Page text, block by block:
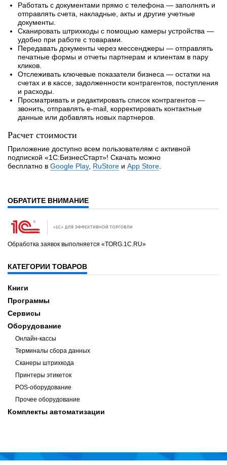
Работать с документами прямо с телефона — заполнять и
отправлять счета, накладные, акты и другие учетные
документы.
Сканировать штрихкоды с помощью камеры устройства —
удобно при работе с товарами.
Передавать документы через мессенджеры — отправлять
печатные формы и отчеты партнерам и клиентам в пару
кликов.
Отслеживать ключевые показатели бизнеса — остатки на
счетах и в кассе, задолженности контрагентов, поступления
и расходы.
Просматривать и редактировать список контрагентов —
звонить, отправлять e-mail, корректировать контактные
данные или добавлять новых партнеров.
Расчет стоимости
Приложение доступно всем пользователям с активной
подпиской «1С:БизнесСтарт»! Скачать можно
бесплатно в Google Play, RuStore и App Store
ОБРАТИТЕ ВНИМАНИЕ
Обработка заявок выполняется «TORG.1C.RU»
КАТЕГОРИИ ТОВАРОВ
Книги
Программы
Сервисы
Оборудование
Онлайн-кассы
Терминалы сбора данных
Сканеры штрихкода
Принтеры этикеток
POS-оборудование
Прочее оборудование
Комплекты автоматизации